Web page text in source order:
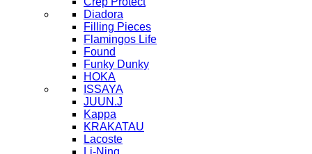
Diadora
Filling Pieces
Flamingos Life
Found
Funky Dunky
HOKA
ISSAYA
JUUN.J
Kappa
KRAKATAU
Lacoste
Li-Ning